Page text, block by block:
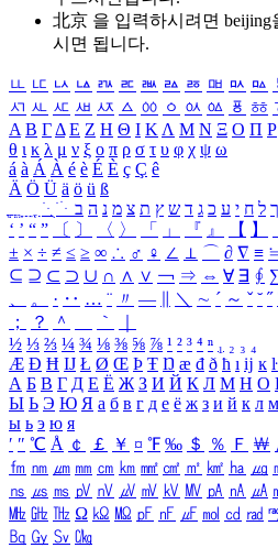
北京 을 입력하시려면 beijing
시면 됩니다.
ㅥ ㅦ ㅧ ㅨ ㅩ ㅪ ㅫ ㅬ ㅭ ㅮ ㅯ ㅰ
ㅺ ㅻ ㅼ ㅽ ㅾ ㅿ ㆀ ㆁ ㆂ ㆃ ㆄ ㆅ
Α Β ΓΔ Ε Ζ Η Θ Ι ΚΛ Μ Ν Ξ Ο Π Ρ
θ ι κ λ μ ν ξ ο π ρ σ τ υ φ χ ψ ω
á à Á À é è É È ç Ç ê
Ä Ö Ü ä ö ü ß
ִֶֹ ֻּ ׁׂ ך ל ח י ע כ ג ד ש ץ ת צ מ נ ה ב
‘ ’ “ ” 〔 〕 〈 〉 「 」 『 』 【 】
± × ÷ ≠ ≤ ≥ ∞ ∴ ♂ ♀ ∠ ⊥ ⌒ ∂ ∇ ≡
⊆ ⊇ ⊂ ⊃ ∪ ∩ ∧ ∨ ￢ ⇒ ⇔ ∀ ∃ ∮
、
。 · ‥ … ¨ 〃 ― ＼ ∼ ´ ～ ˇ ˘ ˝
；
？ ＾ ｀
½ ⅓ ⅔ ¼ ¾ ⅛ ⅜ ⅝ ⅞ ¹ ² ³ ⁴ ⁿ ₁ ₂ ₃ ₄
Æ Ð Ħ Ĳ Ł Ø Œ Þ Ŧ Ŋ æ đ ð ħ ı ĳ ĸ ŀ
А Б В Г Д Е Ё Ж З И Й К Л М Н О
Ы Ь Э Ю Я а б в г д е ё ж з и й к л м
ы ь э ю я
′ ″ ℃ Å ￠ ￡ ￥ ¤ ℉ ‰ ＄ ％ Ｆ ￦
㎙ ㎚ ㎛ ㎜ ㎝ ㎞ ㎟ ㎠ ㎡ ㎢ ㏊ ㎍
㎱ ㎲ ㎳ ㎴ ㎵ ㎶ ㎷ ㎸ ㎹ ㎀ ㎁ ㎂
㎒ ㎓ ㎔ Ω ㏀ ㏁ ㎊ ㎋ ㎌ ㏖ ㏅ ㎭
㏃ ㏉ ㏜ ㏆